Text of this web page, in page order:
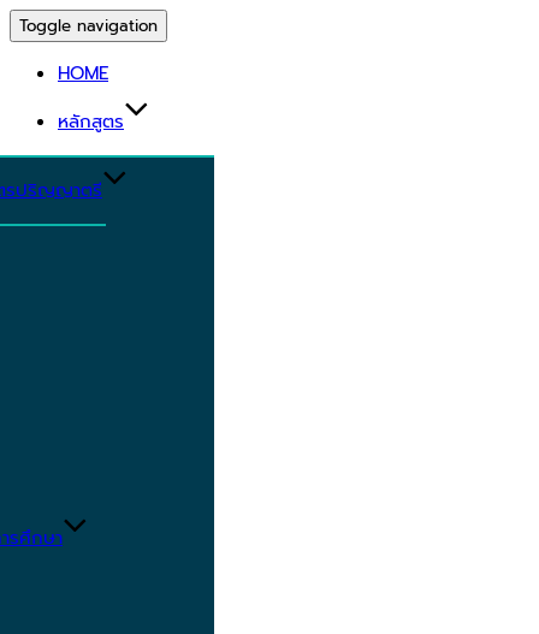
Toggle navigation
HOME
หลักสูตร
รปริญญาตรี
รศึกษา